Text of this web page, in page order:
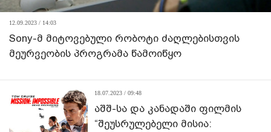
12.09.2023 / 14:03
Sony-მ მიტოვებული რობოტი ძაღლებისთვის
მეურვეობის პროგრამა წამოიწყო
18.07.2023 / 09:48
აშშ-სა და კანადაში ფილმის
“შეუსრულებელი მისია: